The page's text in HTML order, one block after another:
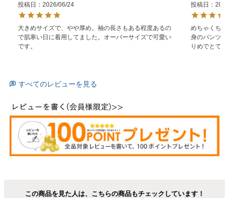
投稿日
2026/06/24
大きめサイズで、やや厚め。袖の長さもある程度あるの
で肌寒い日に着用してました。オーバーサイズで可愛い
です。
投稿日
めちゃくち
身のパンツ
りめでとて
すべてのレビューを見る
この商品を見た人は、こちらの商品もチェックしています！